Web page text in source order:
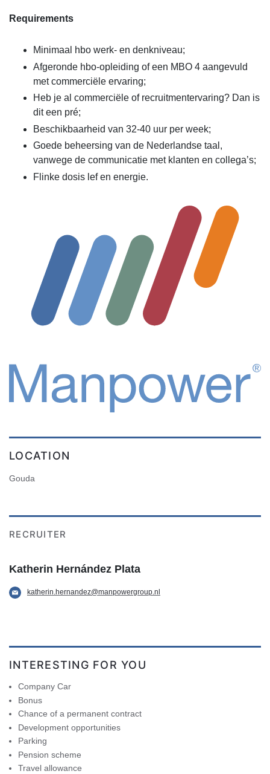
Requirements
Minimaal hbo werk- en denkniveau;
Afgeronde hbo-opleiding of een MBO 4 aangevuld
met commerciële ervaring;
Heb je al commerciële of recruitmentervaring? Dan is
dit een pré;
Beschikbaarheid van 32-40 uur per week;
Goede beheersing van de Nederlandse taal,
vanwege de communicatie met klanten en collega’s;
Flinke dosis lef en energie.
LOCATION
Gouda
RECRUITER
Katherin Hernández Plata
katherin.hernandez@manpowergroup.nl
INTERESTING FOR YOU
Company Car
Bonus
Chance of a permanent contract
Development opportunities
Parking
Pension scheme
Travel allowance